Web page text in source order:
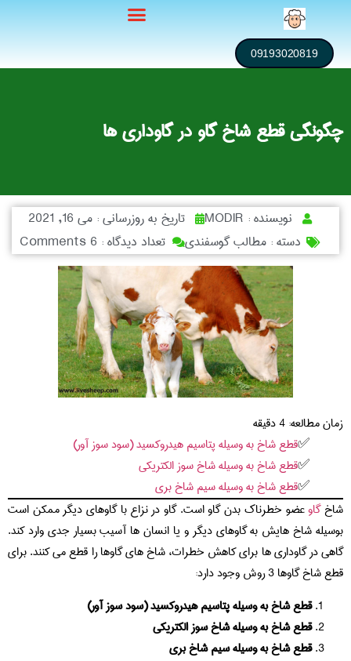
09193020819
چگونگی قطع شاخ گاو در گاوداری ها
نویسنده : تاریخ به روزرسانی :می 16, 2021
دسته :مطالب گوسفندی تعداد دیدگاه :6 Comments
زمان مطالعه:4دقیقه
قطع شاخ به وسیله پتاسیم هیدروکسید (سود سوز آور)
قطع شاخ به وسیله شاخ سوز الکتریکی
قطع شاخ به وسیله سیم شاخ بری
شاخگاوعضو خطرناک بدن گاو است. گاو در نزاع با گاوهای دیگر ممکن است
بوسیله شاخ هایش به گاوهای دیگر و یا انسان ها آسیب بسیار جدی وارد کند.
گاهی در گاوداری ها برای کاهش خطرات، شاخ های گاوها را قطع می کنند. برای
قطع شاخ گاوها 3 روش وجود دارد:
قطع شاخ به وسیله پتاسیم هیدروکسید (سود سوز آور)
قطع شاخ به وسیله شاخ سوز الکتریکی
قطع شاخ به وسیله سیم شاخ بری